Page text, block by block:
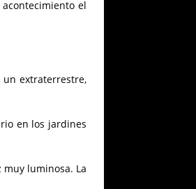
el
un extraterrestre,
en los jardines
luminosa. La